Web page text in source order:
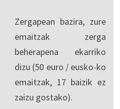
Zergapean bazira, zure
emaitzak zerga
beherapena ekarriko
dizu (50 euro / eusko-ko
emaitzak, 17 baizik ez
zaizu gostako).